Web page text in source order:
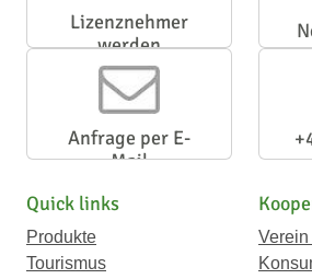
Lizenznehmer
werden
Anfrage per E-
Mail
Quick links
Produkte
Tourismus
Verein